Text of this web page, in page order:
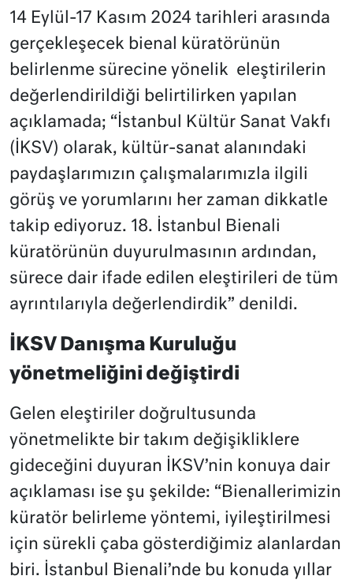
14 Eylül-17 Kasım 2024 tarihleri arasında
gerçekleşecek bienal küratörünün
belirlenme sürecine yönelik eleştirilerin
değerlendirildiği belirtilirken yapılan
açıklamada; “İstanbul Kültür Sanat Vakfı
(İKSV) olarak, kültür-sanat alanındaki
paydaşlarımızın çalışmalarımızla ilgili
görüş ve yorumlarını her zaman dikkatle
takip ediyoruz. 18. İstanbul Bienali
küratörünün duyurulmasının ardından,
sürece dair ifade edilen eleştirileri de tüm
ayrıntılarıyla değerlendirdik” denildi.
İKSV Danışma Kuruluğu
yönetmeliğini değiştirdi
Gelen eleştiriler doğrultusunda
yönetmelikte bir takım değişikliklere
gideceğini duyuran İKSV’nin konuya dair
açıklaması ise şu şekilde: “Bienallerimizin
küratör belirleme yöntemi, iyileştirilmesi
için sürekli çaba gösterdiğimiz alanlardan
biri. İstanbul Bienali’nde bu konuda yıllar